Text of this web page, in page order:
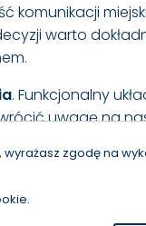
komunikacji
warto
. Funkcjonalny
uwagę na
pochopnie
i cieszyć się
zgodę na